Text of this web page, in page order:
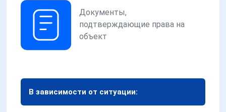
Документы,
подтверждающие права на
объект
В зависимости от ситуации: